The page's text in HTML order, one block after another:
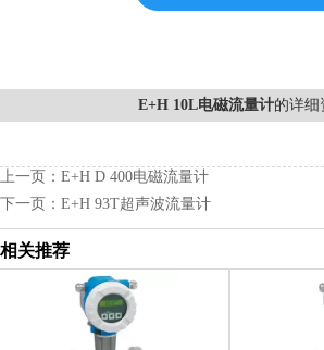
E+H 10L电磁流量计的详细
上一页： E+H D 400电磁流量计
下一页： E+H 93T超声波流量计
相关推荐